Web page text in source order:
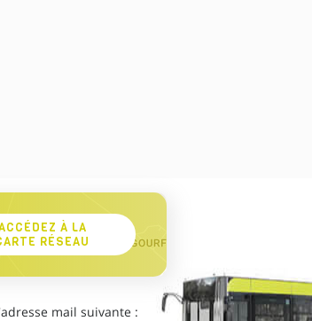
À LA
RÉSEAU
mail suivante :